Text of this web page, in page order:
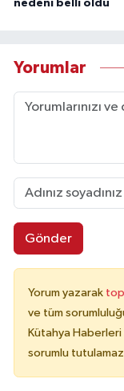
nedeni belli oldu
Yorumlar
Gönder
Yorum yazarak
ve tüm
Kütahya
sorumlu